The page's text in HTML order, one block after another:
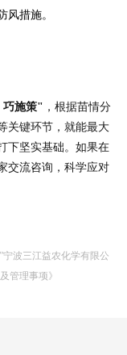
风措施。
巧施策" ，根据苗情分
关键环节，就能最大
下坚实基础。如果在
交流咨询，科学应对
宁波三江益农化学有限公
管理事项》